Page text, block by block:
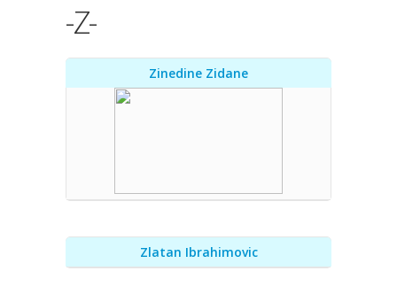
-Z-
Zinedine Zidane
Zlatan Ibrahimovic